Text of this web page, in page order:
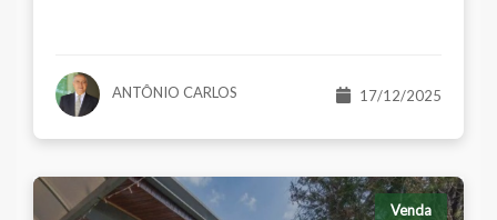
ANTÔNIO CARLOS 17/12/2025
Venda